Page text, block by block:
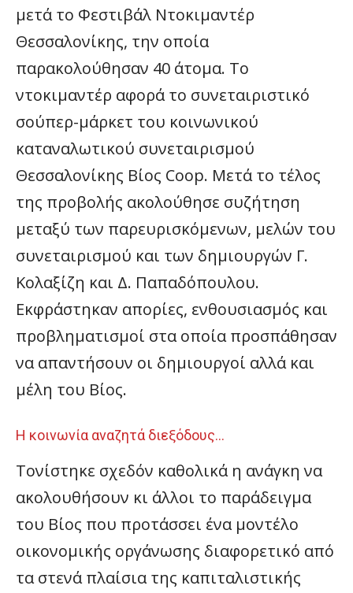
μετά το Φεστιβάλ Ντοκιμαντέρ
Θεσσαλονίκης, την οποία
παρακολούθησαν 40 άτομα. Το
ντοκιμαντέρ αφορά το συνεταιριστικό
σούπερ-μάρκετ του κοινωνικού
καταναλωτικού συνεταιρισμού
Θεσσαλονίκης Βίος Coop. Μετά το τέλος
της προβολής ακολούθησε συζήτηση
μεταξύ των παρευρισκόμενων, μελών του
συνεταιρισμού και των δημιουργών Γ.
Κολαξίζη και Δ. Παπαδόπουλου.
Εκφράστηκαν απορίες, ενθουσιασμός και
προβληματισμοί στα οποία προσπάθησαν
να απαντήσουν οι δημιουργοί αλλά και
μέλη του Βίος.
Η κοινωνία αναζητά διεξόδους…
Τονίστηκε σχεδόν καθολικά η ανάγκη να
ακολουθήσουν κι άλλοι το παράδειγμα
του Βίος που προτάσσει ένα μοντέλο
οικονομικής οργάνωσης διαφορετικό από
τα στενά πλαίσια της καπιταλιστικής